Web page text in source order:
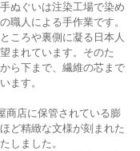
ぬぐいは注染工場で染め
職人による手作業です。
ころや裏側に凝る日本人
まれています。そのた
ら下まで、繊維の芯まで
ます。
商店に保管されている膨
ど精緻な文様が刻まれた
しました。